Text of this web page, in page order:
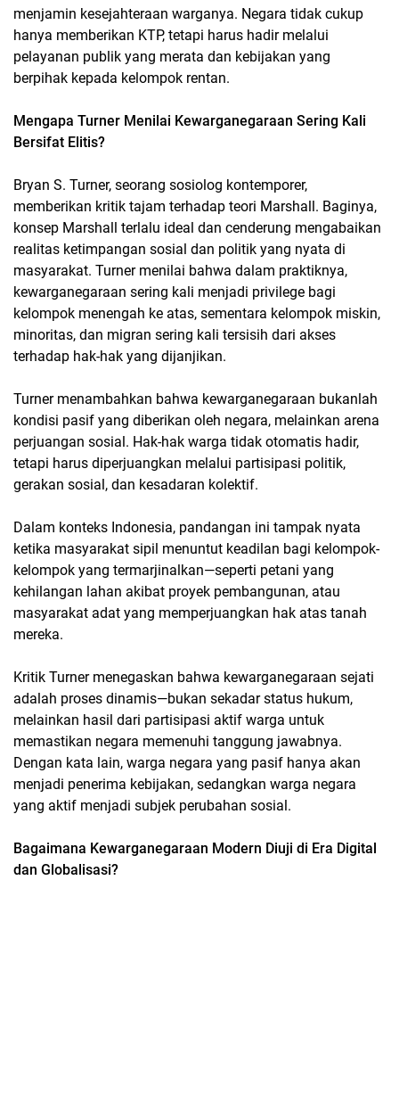
menjamin kesejahteraan warganya. Negara tidak cukup
hanya memberikan KTP, tetapi harus hadir melalui
pelayanan publik yang merata dan kebijakan yang
berpihak kepada kelompok rentan.
Mengapa Turner Menilai Kewarganegaraan Sering Kali
Bersifat Elitis?
Bryan S. Turner, seorang sosiolog kontemporer,
memberikan kritik tajam terhadap teori Marshall. Baginya,
konsep Marshall terlalu ideal dan cenderung mengabaikan
realitas ketimpangan sosial dan politik yang nyata di
masyarakat. Turner menilai bahwa dalam praktiknya,
kewarganegaraan sering kali menjadi privilege bagi
kelompok menengah ke atas, sementara kelompok miskin,
minoritas, dan migran sering kali tersisih dari akses
terhadap hak-hak yang dijanjikan.
Turner menambahkan bahwa kewarganegaraan bukanlah
kondisi pasif yang diberikan oleh negara, melainkan arena
perjuangan sosial. Hak-hak warga tidak otomatis hadir,
tetapi harus diperjuangkan melalui partisipasi politik,
gerakan sosial, dan kesadaran kolektif.
Dalam konteks Indonesia, pandangan ini tampak nyata
ketika masyarakat sipil menuntut keadilan bagi kelompok-
kelompok yang termarjinalkan—seperti petani yang
kehilangan lahan akibat proyek pembangunan, atau
masyarakat adat yang memperjuangkan hak atas tanah
mereka.
Kritik Turner menegaskan bahwa kewarganegaraan sejati
adalah proses dinamis—bukan sekadar status hukum,
melainkan hasil dari partisipasi aktif warga untuk
memastikan negara memenuhi tanggung jawabnya.
Dengan kata lain, warga negara yang pasif hanya akan
menjadi penerima kebijakan, sedangkan warga negara
yang aktif menjadi subjek perubahan sosial.
Bagaimana Kewarganegaraan Modern Diuji di Era Digital
dan Globalisasi?